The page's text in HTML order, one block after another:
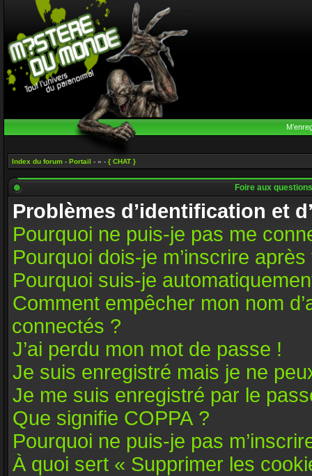
Index du forum - Portail - » - { CHAT }
Foire aux
Problèmes d’identification et
Pourquoi ne puis-je pas me
Pourquoi dois-je m’inscrire après
Pourquoi suis-je
Comment empêcher mon nom
connectés ?
J’ai perdu mon mot de passe !
Je suis enregistré mais je ne
Je me suis enregistré par le
Que signifie COPPA ?
Pourquoi ne puis-je pas
À quoi sert « Supprimer les